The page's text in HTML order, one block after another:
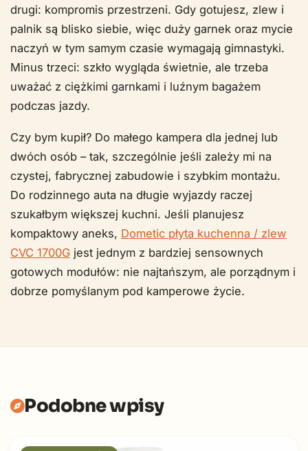
drugi: kompromis przestrzeni. Gdy gotujesz, zlew i
palnik są blisko siebie, więc duży garnek oraz mycie
naczyń w tym samym czasie wymagają gimnastyki.
Minus trzeci: szkło wygląda świetnie, ale trzeba
uważać z ciężkimi garnkami i luźnym bagażem
podczas jazdy.
Czy bym kupił? Do małego kampera dla jednej lub
dwóch osób – tak, szczególnie jeśli zależy mi na
czystej, fabrycznej zabudowie i szybkim montażu.
Do rodzinnego auta na długie wyjazdy raczej
szukałbym większej kuchni. Jeśli planujesz
kompaktowy aneks, Dometic płyta kuchenna / zlew
CVC 1700G jest jednym z bardziej sensownych
gotowych modułów: nie najtańszym, ale porządnym i
dobrze pomyślanym pod kamperowe życie.
Podobne wpisy